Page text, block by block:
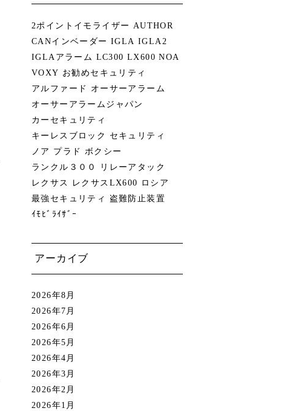
2ポイントイモライザー AUTHOR
CANインベーダー IGLA IGLA2
IGLAアラーム LC300 LX600 NOA
VOXY お勧めセキュリティ
アルファード
オーサーアラーム
オーサーアラームジャパン
カーセキュリティ
キーレスブロック
セキュリティ
ノア プラド
ボクシー
ランクル３００
リレーアタック
レクサス
レクサスLX600 ロシア
最強セキュリティ
盗難防止装置
ｲﾓﾋﾞﾗｲｻﾞｰ
アーカイブ
2026年8月
2026年7月
2026年6月
2026年5月
2026年4月
2026年3月
2026年2月
2026年1月